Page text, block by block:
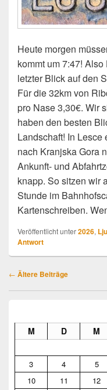
Heute morgen
kommt um 7:47!
letzter Blick auf den
Für die 32km von
pro Nase 3,30€. Wir
haben den besten
Landschaft! In
nach Kranjska Gora
Ankunft- und
knapp. So sitzen wir
Stunde im
Kartenschreiben.
Veröffentlicht unter2026,
Antwort
Beitragsnavigation
← Ältere Beiträge
Widgetbereich
M D M
3
4 5
10
11 12